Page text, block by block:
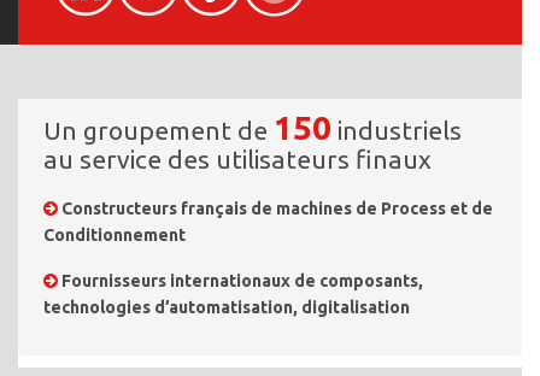
Un groupement de 150 industriels
au service des utilisateurs finaux
Constructeurs français de machines de Process et de
Conditionnement
Fournisseurs internationaux de composants,
technologies d’automatisation, digitalisation